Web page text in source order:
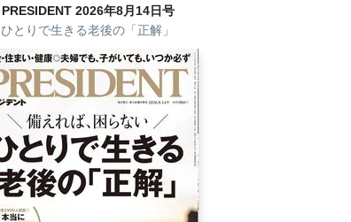
PRESIDENT 2026年8月14日号
ひとりで生きる老後の「正解」